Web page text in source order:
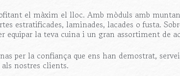
el màxim el lloc. Amb mòduls amb
estratificades, laminades, lacades o fusta.
equipar la teva cuina i un gran assortiment de
per la confiança que ens han demostrat,
nostres clients.